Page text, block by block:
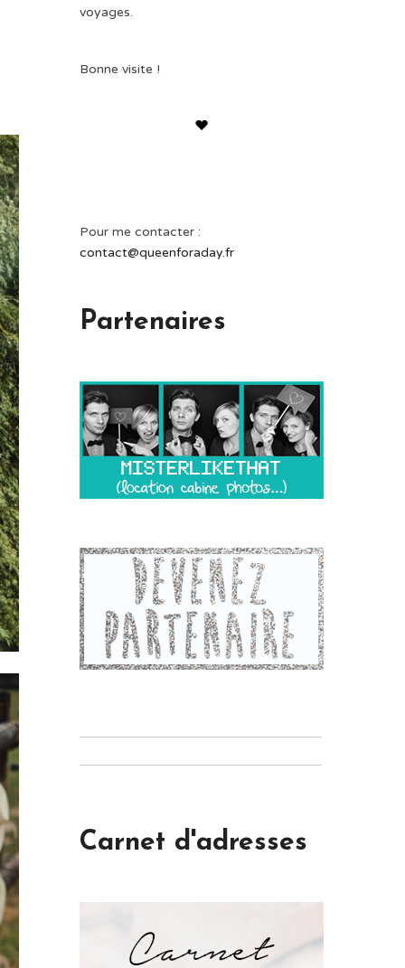
voyages.
Bonne visite !
Pour me contacter :
contact@queenforaday.fr
Partenaires
Carnet d'adresses